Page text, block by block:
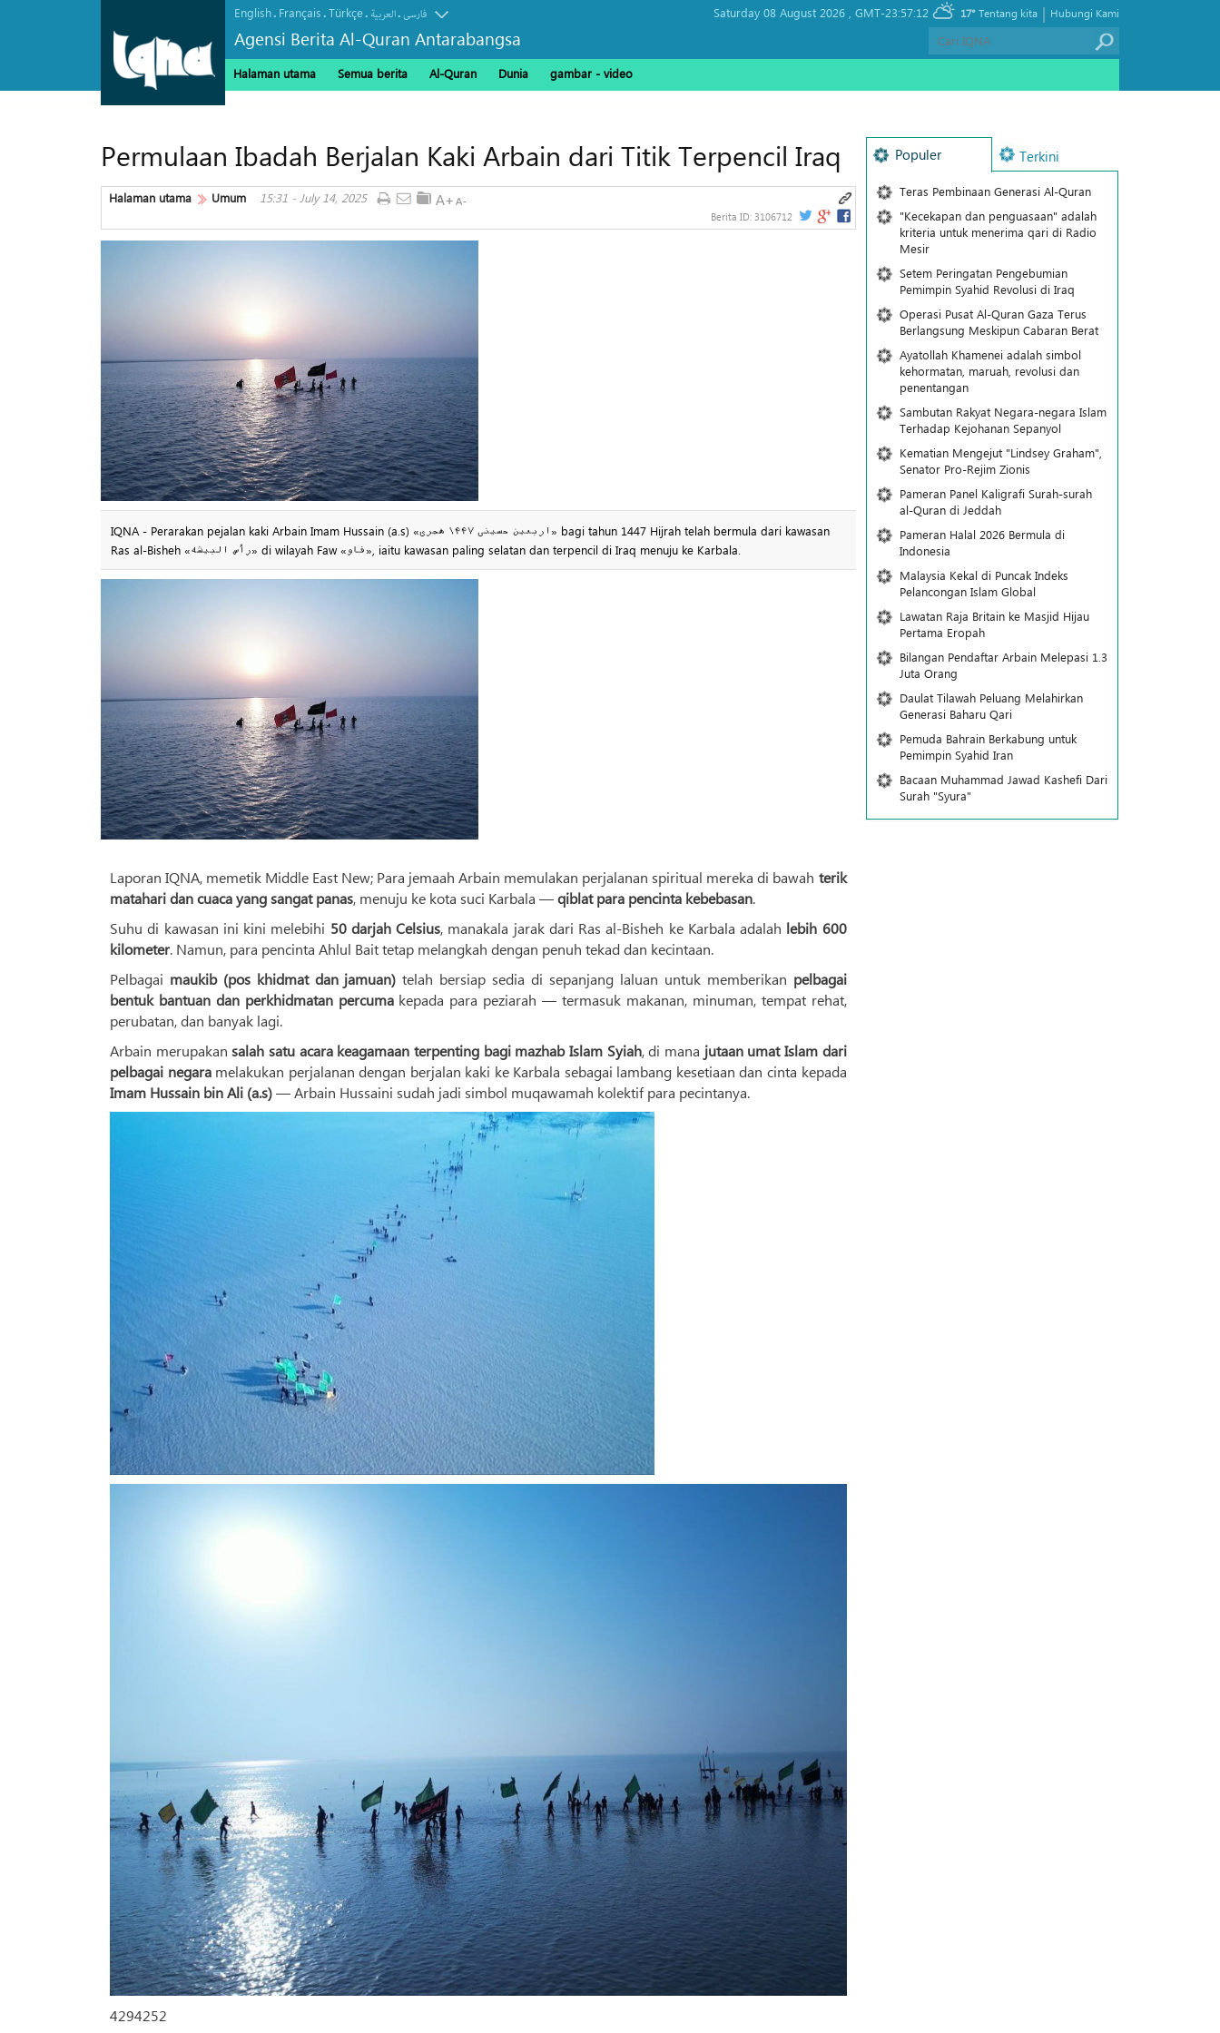
English. Français.Türkçe. العربیة.فارسی
Agensi Berita Al-Quran Antarabangsa
Saturday 08 August 2026 , GMT-23:57:12 17° Hubungi Kami
|
Tentang kita
Halaman utama Semua berita Al-Quran Dunia gambar - video
Permulaan Ibadah Berjalan Kaki Arbain dari Titik Terpencil Iraq
Halaman utama Umum 15:31 - July 14, 2025
Berita ID: 3106712
IQNA - Perarakan pejalan kaki Arbain Imam Hussain (a.s) «اربعین حسینی ۱۴۴۷ هجری» bagi tahun 1447 Hijrah telah bermula dari kawasan
Ras al-Bisheh «رأس البیشه» di wilayah Faw «فاو», iaitu kawasan paling selatan dan terpencil di Iraq menuju ke Karbala.
Laporan IQNA, memetik Middle East New; Para jemaah Arbain memulakan perjalanan spiritual mereka di bawah terik
matahari dan cuaca yang sangat panas, menuju ke kota suci Karbala —qiblat para pencinta kebebasan.
Suhu di kawasan ini kini melebihi 50 darjah Celsius, manakala jarak dari Ras al-Bisheh ke Karbala adalah lebih 600
kilometer. Namun, para pencinta Ahlul Bait tetap melangkah dengan penuh tekad dan kecintaan.
Pelbagai maukib (pos khidmat dan jamuan) telah bersiap sedia di sepanjang laluan untuk memberikan pelbagai
bentuk bantuan dan perkhidmatan percumakepada para peziarah — termasuk makanan, minuman, tempat rehat,
perubatan, dan banyak lagi.
Arbain merupakansalah satu acara keagamaan terpenting bagi mazhab Islam Syiah, di mana jutaan umat Islam dari
pelbagai negaramelakukan perjalanan dengan berjalan kaki ke Karbala sebagai lambang kesetiaan dan cinta kepada
Imam Hussain bin Ali (a.s)— Arbain Hussaini sudah jadi simbol muqawamah kolektif para pecintanya.
4294252
Populer Terkini
Teras Pembinaan Generasi Al-Quran
"Kecekapan dan penguasaan" adalah
kriteria untuk menerima qari di Radio
Mesir
Setem Peringatan Pengebumian
Pemimpin Syahid Revolusi di Iraq
Operasi Pusat Al-Quran Gaza Terus
Berlangsung Meskipun Cabaran Berat
Ayatollah Khamenei adalah simbol
kehormatan, maruah, revolusi dan
penentangan
Sambutan Rakyat Negara-negara Islam
Terhadap Kejohanan Sepanyol
Kematian Mengejut "Lindsey Graham",
Senator Pro-Rejim Zionis
Pameran Panel Kaligrafi Surah-surah
al-Quran di Jeddah
Pameran Halal 2026 Bermula di
Indonesia
Malaysia Kekal di Puncak Indeks
Pelancongan Islam Global
Lawatan Raja Britain ke Masjid Hijau
Pertama Eropah
Bilangan Pendaftar Arbain Melepasi 1.3
Juta Orang
Daulat Tilawah Peluang Melahirkan
Generasi Baharu Qari
Pemuda Bahrain Berkabung untuk
Pemimpin Syahid Iran
Bacaan Muhammad Jawad Kashefi Dari
Surah "Syura"